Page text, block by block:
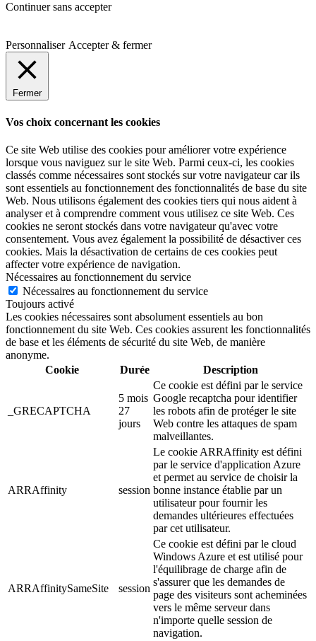
Continuer sans accepter
Personnaliser Accepter & fermer
Fermer
Vos choix concernant les cookies
Ce site Web utilise des cookies pour améliorer votre expérience
lorsque vous naviguez sur le site Web. Parmi ceux-ci, les cookies
classés comme nécessaires sont stockés sur votre navigateur car ils
sont essentiels au fonctionnement des fonctionnalités de base du site
Web. Nous utilisons également des cookies tiers qui nous aident à
analyser et à comprendre comment vous utilisez ce site Web. Ces
cookies ne seront stockés dans votre navigateur qu'avec votre
consentement. Vous avez également la possibilité de désactiver ces
cookies. Mais la désactivation de certains de ces cookies peut
affecter votre expérience de navigation.
Nécessaires au fonctionnement du service
Nécessaires au fonctionnement du service
Toujours activé
Les cookies nécessaires sont absolument essentiels au bon
fonctionnement du site Web. Ces cookies assurent les fonctionnalités
de base et les éléments de sécurité du site Web, de manière
anonyme.
Cookie
Durée Description
_GRECAPTCHA
5 mois
27
jours
Ce cookie est défini par le service
Google recaptcha pour identifier
les robots afin de protéger le site
Web contre les attaques de spam
malveillantes.
ARRAffinity session
Le cookie ARRAffinity est défini
par le service d'application Azure
et permet au service de choisir la
bonne instance établie par un
utilisateur pour fournir les
demandes ultérieures effectuées
par cet utilisateur.
ARRAffinitySameSite session
Ce cookie est défini par le cloud
Windows Azure et est utilisé pour
l'équilibrage de charge afin de
s'assurer que les demandes de
page des visiteurs sont acheminées
vers le même serveur dans
n'importe quelle session de
navigation.